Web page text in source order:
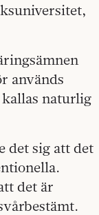
används
naturlig
det sig att det
det är